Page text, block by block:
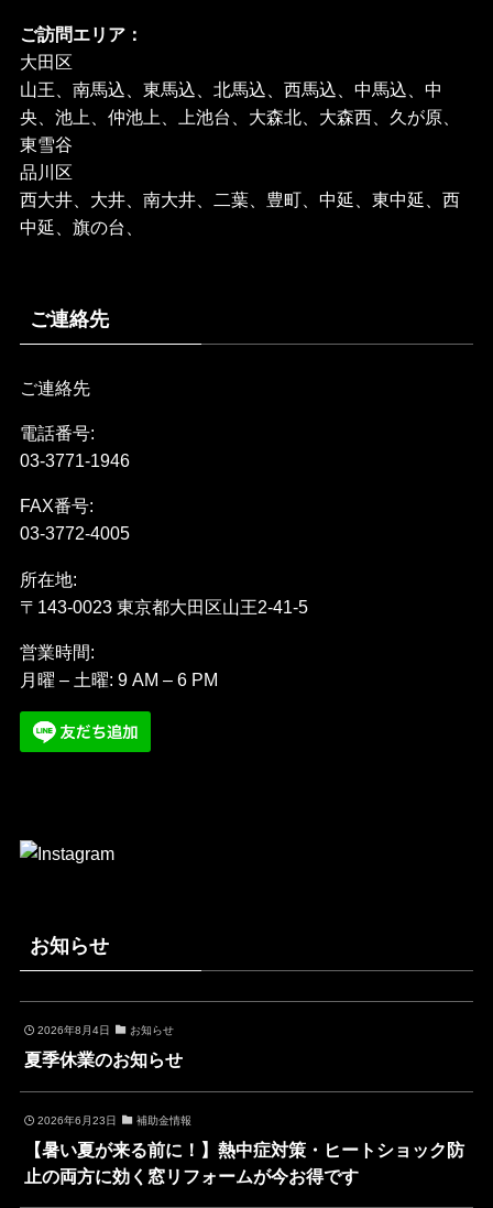
ご訪問エリア：
大田区
山王、南馬込、東馬込、北馬込、西馬込、中馬込、中
央、池上、仲池上、上池台、大森北、大森西、久が原、
東雪谷
品川区
西大井、大井、南大井、二葉、豊町、中延、東中延、西
中延、旗の台、
ご連絡先
ご連絡先
電話番号:
03-3771-1946
FAX番号:
03-3772-4005
所在地:
〒143-0023 東京都大田区山王2-41-5
営業時間:
月曜 – 土曜: 9 AM – 6 PM
お知らせ
2026年8月4日 お知らせ
夏季休業のお知らせ
2026年6月23日 補助金情報
【暑い夏が来る前に！】熱中症対策・ヒートショック防
止の両方に効く窓リフォームが今お得です